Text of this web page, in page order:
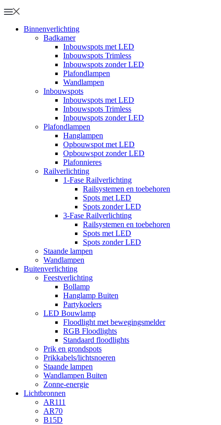
Binnenverlichting
Badkamer
Inbouwspots met LED
Inbouwspots Trimless
Inbouwspots zonder LED
Plafondlampen
Wandlampen
Inbouwspots
Inbouwspots met LED
Inbouwspots Trimless
Inbouwspots zonder LED
Plafondlampen
Hanglampen
Opbouwspot met LED
Opbouwspot zonder LED
Plafonnieres
Railverlichting
1-Fase Railverlichting
Railsystemen en toebehoren
Spots met LED
Spots zonder LED
3-Fase Railverlichting
Railsystemen en toebehoren
Spots met LED
Spots zonder LED
Staande lampen
Wandlampen
Buitenverlichting
Feestverlichting
Bollamp
Hanglamp Buiten
Partykoelers
LED Bouwlamp
Floodlight met bewegingsmelder
RGB Floodlights
Standaard floodlights
Prik en grondspots
Prikkabels/lichtsnoeren
Staande lampen
Wandlampen Buiten
Zonne-energie
Lichtbronnen
AR111
AR70
B15D